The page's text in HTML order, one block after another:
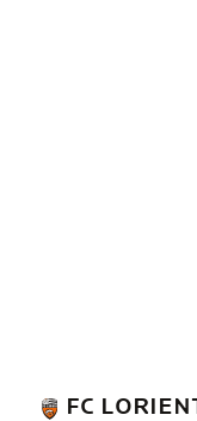
FC LORIENT